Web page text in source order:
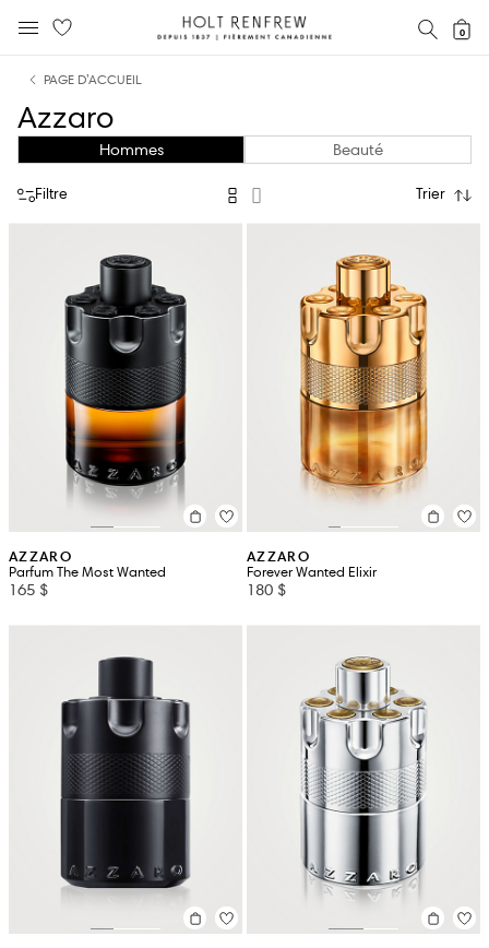
Holt
0
PAGE D’ACCUEIL
Azzaro
Hommes Beauté
Filtre Trier
AZZARO
Parfum The Most Wanted
165 $
AZZARO
Forever Wanted Elixir
180 $